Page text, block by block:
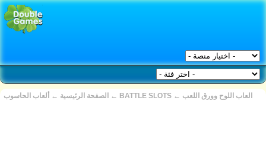
الصفحة الرئيسية ← ألعاب الحاسوب ← BATTLE SLOTS ← العاب اللوح وورق اللعب